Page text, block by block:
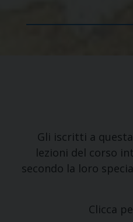
Gli iscritti a
lezioni del corso
secondo la loro
Clicca